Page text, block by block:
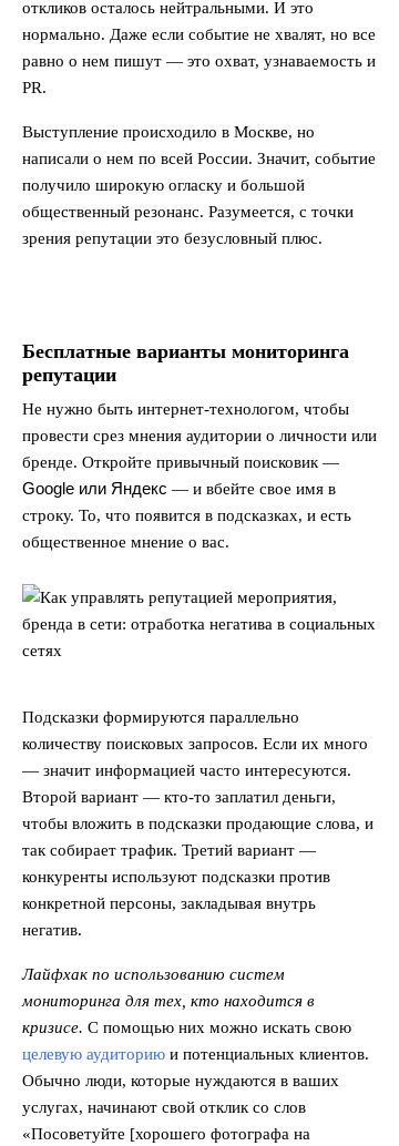
откликов осталось нейтральными. И это
нормально. Даже если событие не хвалят, но все
равно о нем пишут — это охват, узнаваемость и
PR.
Выступление происходило в Москве, но
написали о нем по всей России. Значит, событие
получило широкую огласку и большой
общественный резонанс. Разумеется, с точки
зрения репутации это безусловный плюс.
Бесплатные варианты мониторинга
репутации
Не нужно быть интернет-технологом, чтобы
провести срез мнения аудитории о личности или
бренде. Откройте привычный поисковик —
Google или Яндекс — и вбейте свое имя в
строку. То, что появится в подсказках, и есть
общественное мнение о вас.
Подсказки формируются параллельно
количеству поисковых запросов. Если их много
— значит информацией часто интересуются.
Второй вариант — кто-то заплатил деньги,
чтобы вложить в подсказки продающие слова, и
так собирает трафик. Третий вариант —
конкуренты используют подсказки против
конкретной персоны, закладывая внутрь
негатив.
Лайфхак по использованию систем
мониторинга для тех, кто находится в
кризисе. С помощью них можно искать свою
целевую аудиторию и потенциальных клиентов.
Обычно люди, которые нуждаются в ваших
услугах, начинают свой отклик со слов
«Посоветуйте [хорошего фотографа на